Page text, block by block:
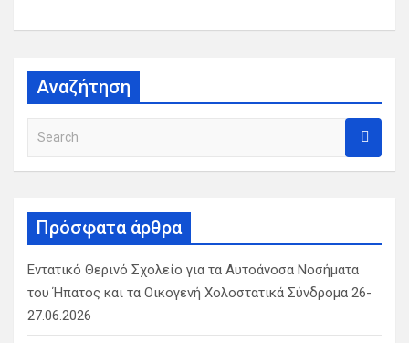
Αναζήτηση
a
h
Πρόσφατα άρθρα
Εντατικό Θερινό Σχολείο για τα Αυτοάνοσα Νοσήματα
του Ήπατος και τα Οικογενή Χολοστατικά Σύνδρομα 26-
27.06.2026